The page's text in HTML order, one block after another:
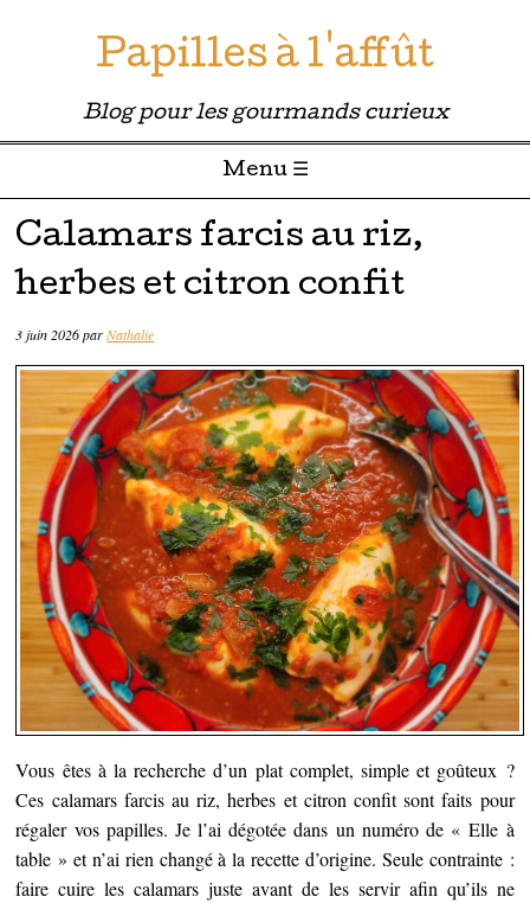
Papilles à l'affût
Blog pour les gourmands curieux
Menu ☰
Passer directement au contenu
Calamars farcis au riz,
herbes et citron confit
3 juin 2026parNathalie
Vous êtes à la recherche d’un plat complet, simple et goûteux ?
Ces calamars farcis au riz, herbes et citron confit sont faits pour
régaler vos papilles. Je l’ai dégotée dans un numéro de « Elle à
table » et n’ai rien changé à la recette d’origine. Seule contrainte :
faire cuire les calamars juste avant de les servir afin qu’ils ne